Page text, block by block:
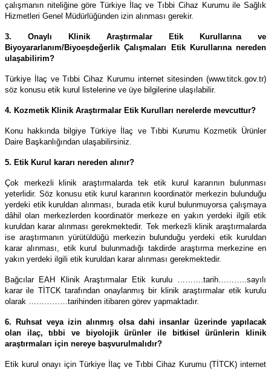
çalışmanın niteliğine göre Türkiye İlaç ve Tıbbi Cihaz Kurumu ile Sağlık
Hizmetleri Genel Müdürlüğünden izin alınması gerekir.
3. Onaylı Klinik Araştırmalar Etik Kurullarına ve
Biyoyararlanım/Biyoeşdeğerlik Çalışmaları Etik Kurullarına nereden
ulaşabilirim?
Türkiye İlaç ve Tıbbi Cihaz Kurumu internet sitesinden (www.titck.gov.tr)
söz konusu etik kurul listelerine ve üye bilgilerine ulaşılabilir.
4. Kozmetik Klinik Araştırmalar Etik Kurulları nerelerde mevcuttur?
Konu hakkında bilgiye Türkiye İlaç ve Tıbbi Kurumu Kozmetik Ürünler
Daire Başkanlığından ulaşabilirsiniz.
5. Etik Kurul kararı nereden alınır?
Çok merkezli klinik araştırmalarda tek etik kurul kararının bulunması
yeterlidir. Söz konusu etik kurul kararının koordinatör merkezin bulunduğu
yerdeki etik kuruldan alınması, burada etik kurul bulunmuyorsa çalışmaya
dâhil olan merkezlerden koordinatör merkeze en yakın yerdeki ilgili etik
kuruldan karar alınması gerekmektedir. Tek merkezli klinik araştırmalarda
ise araştırmanın yürütüldüğü merkezin bulunduğu yerdeki etik kuruldan
karar alınması, etik kurul bulunmadığı takdirde araştırma merkezine en
yakın yerdeki ilgili etik kuruldan karar alınması gerekmektedir.
Bağcılar EAH Klinik Araştırmalar Etik kurulu ……….tarih………..sayılı
karar ile TİTCK tarafından onaylanmış bir klinik araştırmalar etik kurulu
olarak ……………tarihinden itibaren görev yapmaktadır.
6. Ruhsat veya izin alınmış olsa dahi insanlar üzerinde yapılacak
olan ilaç, tıbbi ve biyolojik ürünler ile bitkisel ürünlerin klinik
araştırmaları için nereye başvurulmalıdır?
Etik kurul onayı için Türkiye İlaç ve Tıbbi Cihaz Kurumu (TİTCK) internet